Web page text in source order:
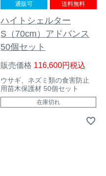
通販可 送料無料
ハイトシェルター
S（70cm）アドバンス
50個セット
販売価格 116,600 税込
ウサギ、ネズミ類の食害防止
用苗木保護材 50個セット
在庫切れ